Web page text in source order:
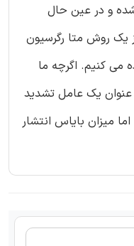
و در عین حال
یک روش متا رگرسيون
می کنیم. اگرچه ما
یک عامل تشدید
میزان بایاس انتشار